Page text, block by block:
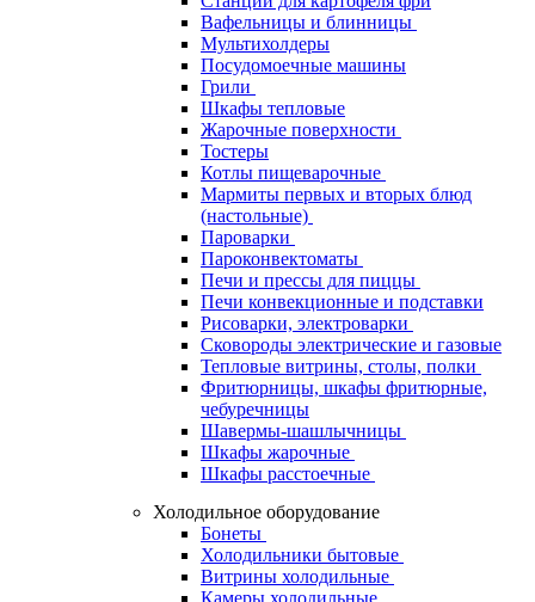
Вафельницы и блинницы
Мультихолдеры
Посудомоечные машины
Грили
Шкафы тепловые
Жарочные поверхности
Тостеры
Котлы пищеварочные
Мармиты первых и вторых блюд
(настольные)
Пароварки
Пароконвектоматы
Печи и прессы для пиццы
Печи конвекционные и подставки
Рисоварки, электроварки
Сковороды электрические и газовые
Тепловые витрины, столы, полки
Фритюрницы, шкафы фритюрные,
чебуречницы
Шавермы-шашлычницы
Шкафы жарочные
Шкафы расстоечные
Холодильное оборудование
Бонеты
Холодильники бытовые
Витрины холодильные
Камеры холодильные